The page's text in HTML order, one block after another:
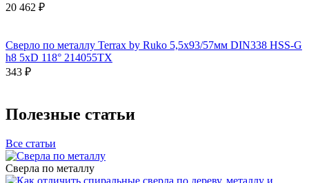
20 462 ₽
Сверло по металлу Terrax by Ruko 5,5x93/57мм DIN338 HSS-G
h8 5xD 118° 214055TX
343 ₽
Полезные статьи
Все статьи
Сверла по металлу